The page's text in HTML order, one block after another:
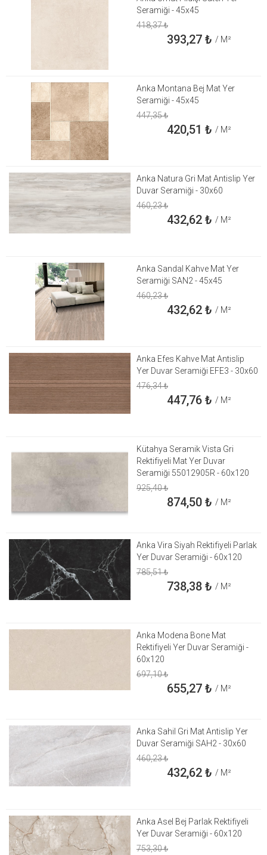
Seramiği - 45x45
418,37₺
393,27₺ / M²
Anka Montana Bej Mat Yer
Seramiği - 45x45
447,35₺
420,51 ₺ / M²
Anka Natura Gri Mat Antislip Yer
Duvar Seramiği - 30x60
460,23₺
432,62₺ / M²
Anka Sandal Kahve Mat Yer
Seramiği SAN2 - 45x45
460,23₺
432,62₺ / M²
Anka Efes Kahve Mat Antislip
Yer Duvar Seramiği EFE3 - 30x60
476,34₺
447,76₺ / M²
Kütahya Seramik Vista Gri
Rektifiyeli Mat Yer Duvar
Seramiği 55012905R - 60x120
925,40₺
874,50₺ / M²
Anka Vira Siyah Rektifiyeli Parlak
Yer Duvar Seramiği - 60x120
785,51₺
738,38₺ / M²
Anka Modena Bone Mat
Rektifiyeli Yer Duvar Seramiği -
60x120
697,10₺
655,27₺ / M²
Anka Sahil Gri Mat Antislip Yer
Duvar Seramiği SAH2 - 30x60
460,23₺
432,62₺ / M²
Anka Asel Bej Parlak Rektifiyeli
Yer Duvar Seramiği - 60x120
753,30₺